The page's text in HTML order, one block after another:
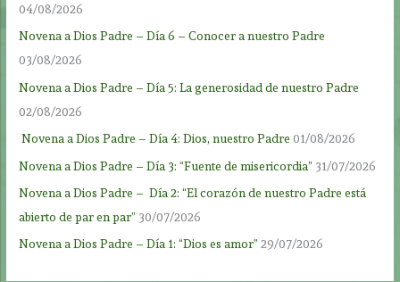
04/08/2026
Novena a Dios Padre – Día 6 – Conocer a nuestro Padre
03/08/2026
Novena a Dios Padre – Día 5: La generosidad de nuestro Padre
02/08/2026
Novena a Dios Padre – Día 4: Dios, nuestro Padre 01/08/2026
Novena a Dios Padre – Día 3: “Fuente de misericordia” 31/07/2026
Novena a Dios Padre – Día 2: “El corazón de nuestro Padre está
abierto de par en par” 30/07/2026
Novena a Dios Padre – Día 1: “Dios es amor” 29/07/2026